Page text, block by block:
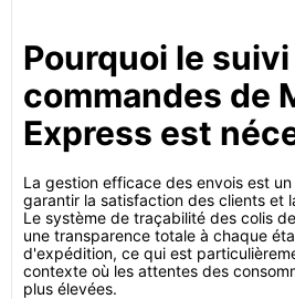
Pourquoi le
commandes de
Express est
La gestion efficace des envois est
garantir la satisfaction des clients et
Le système de traçabilité des colis
une transparence totale à chaque
d'expédition, ce qui est
contexte où les attentes des
plus élevées.